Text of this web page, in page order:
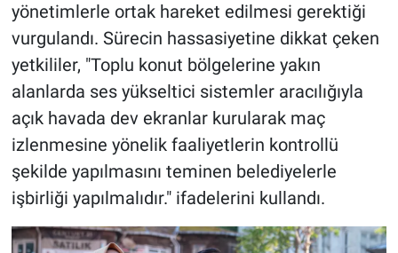
yönetimlerle ortak hareket edilmesi gerektiği
vurgulandı. Sürecin hassasiyetine dikkat çeken
yetkililer, "Toplu konut bölgelerine yakın
alanlarda ses yükseltici sistemler aracılığıyla
açık havada dev ekranlar kurularak maç
izlenmesine yönelik faaliyetlerin kontrollü
şekilde yapılmasını teminen belediyelerle
işbirliği yapılmalıdır." ifadelerini kullandı.